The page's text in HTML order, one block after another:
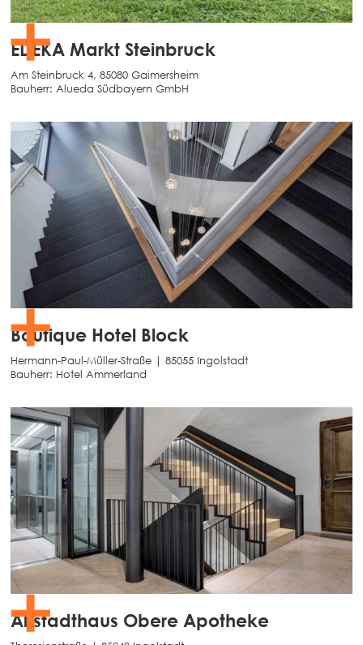
EDEKA Markt Steinbruck
Am Steinbruck 4, 85080 Gaimersheim
Bauherr:Alueda Südbayern GmbH
Boutique Hotel Block
Hermann-Paul-Müller-Straße | 85055 Ingolstadt
Bauherr: Hotel Ammerland
Altstadthaus Obere Apotheke